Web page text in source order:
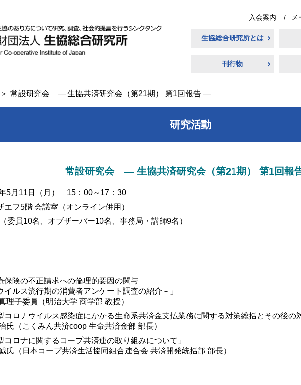
入会案内
生協総合研究所とは
刊行物
常設研究会 ― 生協共済研究会（第21期） 第1回報告 ―
研究活動
常設研究会 ― 生協共済研究会（第21期） 第1回報
5月11日（月） 15：00～17：30
エフ5階 会議室（オンライン併用）
委員10名、オブザーバー10名、事務局・講師9名）
保険の不正請求への倫理的要因の関与
イルス流行期の消費者アンケート調査の紹介－」
理子委員（明治大学 商学部 教授）
コロナウイルス感染症にかかる生命系共済金支払業務に関する対策総括とその後の
氏（こくみん共済coop 生命共済金部 部長）
コロナに関するコープ共済連の取り組みについて」
氏（日本コープ共済生活協同組合連合会 共済開発統括部 部長）